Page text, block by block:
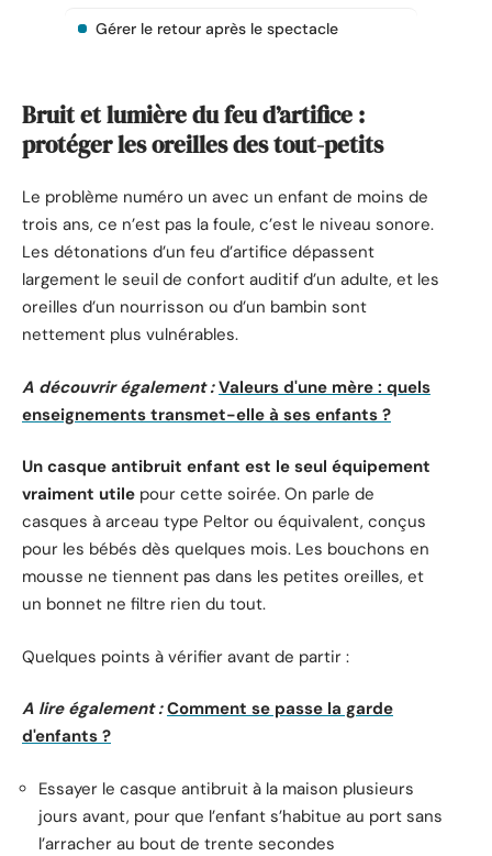
Gérer le retour après le spectacle
Bruit et lumière du feu d’artifice :
protéger les oreilles des tout-petits
Le problème numéro un avec un enfant de moins de
trois ans, ce n’est pas la foule, c’est le niveau sonore.
Les détonations d’un feu d’artifice dépassent
largement le seuil de confort auditif d’un adulte, et les
oreilles d’un nourrisson ou d’un bambin sont
nettement plus vulnérables.
A découvrir également : Valeurs d'une mère : quels
enseignements transmet-elle à ses enfants ?
Un casque antibruit enfant est le seul équipement
vraiment utile pour cette soirée. On parle de
casques à arceau type Peltor ou équivalent, conçus
pour les bébés dès quelques mois. Les bouchons en
mousse ne tiennent pas dans les petites oreilles, et
un bonnet ne filtre rien du tout.
Quelques points à vérifier avant de partir :
A lire également : Comment se passe la garde
d'enfants ?
Essayer le casque antibruit à la maison plusieurs
jours avant, pour que l’enfant s’habitue au port sans
l’arracher au bout de trente secondes